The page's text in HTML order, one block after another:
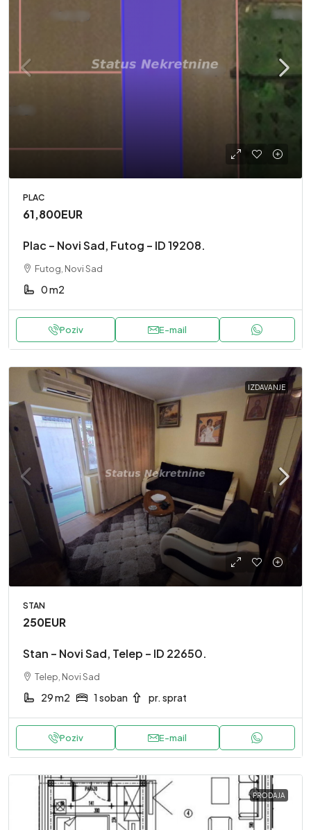
PLAC
61,800EUR
Plac – Novi Sad, Futog – ID 19208.
Futog, Novi Sad
0 m2
Poziv E-mail
IZDAVANJE
STAN
250EUR
Stan – Novi Sad, Telep – ID 22650.
Telep, Novi Sad
29 m2 1 soban pr. sprat
Poziv E-mail
PRODAJA